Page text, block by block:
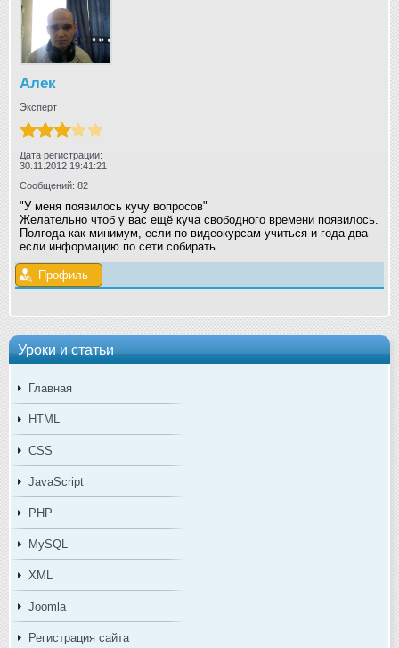
Уроки и статьи
Главная
HTML
CSS
JavaScript
PHP
MySQL
XML
Joomla
Регистрация сайта
Алек
Эксперт
Дата регистрации:
30.11.2012 19:41:21
Сообщений: 82
"У меня появилось кучу вопросов"
Желательно чтоб у вас ещё куча свободного времени появилось.
Полгода как минимум, если по видеокурсам учиться и года два
если информацию по сети собирать.
Профиль